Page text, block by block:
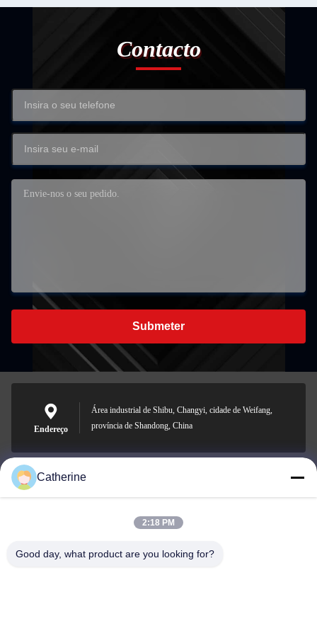
Contacto
Submeter
Endereço
Área industrial de Shibu, Changyi, cidade de Weifang,
província de Shandong, China
padraic@huayumachine.cn
Catherine
2:18 PM
Good day, what product are you looking for?